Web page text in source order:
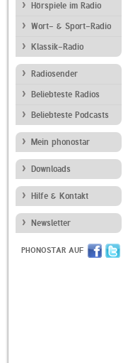
Hörspiele im Radio
Wort- & Sport-Radio
Klassik-Radio
Radiosender
Beliebteste Radios
Beliebteste Podcasts
Mein phonostar
Downloads
Hilfe & Kontakt
Newsletter
PHONOSTAR AUF